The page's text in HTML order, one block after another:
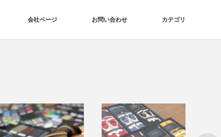
会社ページ お問い合わせ カテゴリ